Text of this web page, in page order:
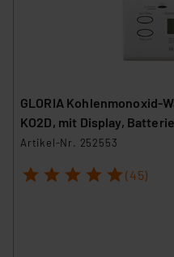
GLORIA Kohlenmonoxid-
KO2D, mit Display,
Artikel-Nr. 252553
1 2 3 4 5 (45)